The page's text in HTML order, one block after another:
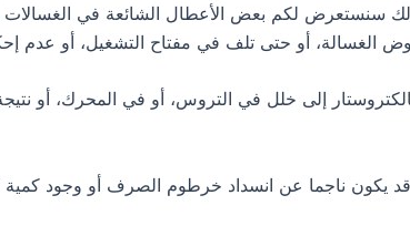
سنستعرض لكم بعض الأعطال الشائعة في
أو حتى تلف في مفتاح التشغيل، أو عدم
إلى خلل في التروس، أو في المحرك، أو
يكون ناجما عن انسداد خرطوم الصرف أو وجود